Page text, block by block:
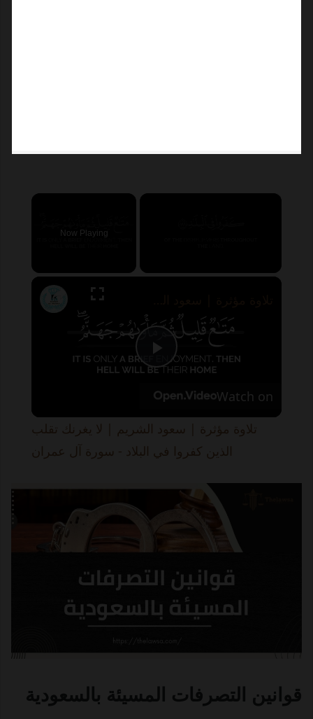
×
Now Playing
×
P
a
y
i
d
o
Watch on
تلاوة مؤثرة | سعود الشريم | لا يغرنك تقلب
الذين كفروا في البلاد - سورة آل عمران
قوانين التصرفات المسيئة بالسعودية